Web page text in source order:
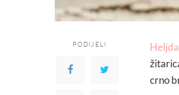
PODIJELI Heljda
crno